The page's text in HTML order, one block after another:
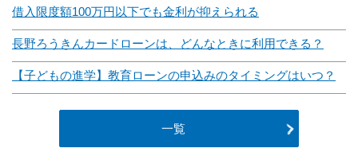
借入限度額100万円以下でも金利が抑えられる
長野ろうきんカードローンは、どんなときに利用できる？
【子どもの進学】教育ローンの申込みのタイミングはいつ？
一覧